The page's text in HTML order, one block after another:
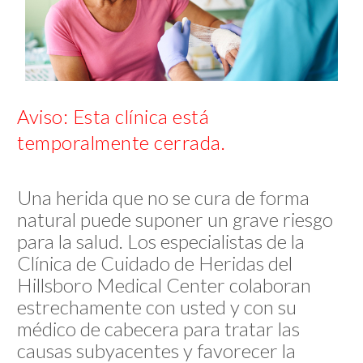
Aviso: Esta clínica está
temporalmente cerrada.
Una herida que no se cura de forma
natural puede suponer un grave riesgo
para la salud. Los especialistas de la
Clínica de Cuidado de Heridas del
Hillsboro Medical Center colaboran
estrechamente con usted y con su
médico de cabecera para tratar las
causas subyacentes y favorecer la